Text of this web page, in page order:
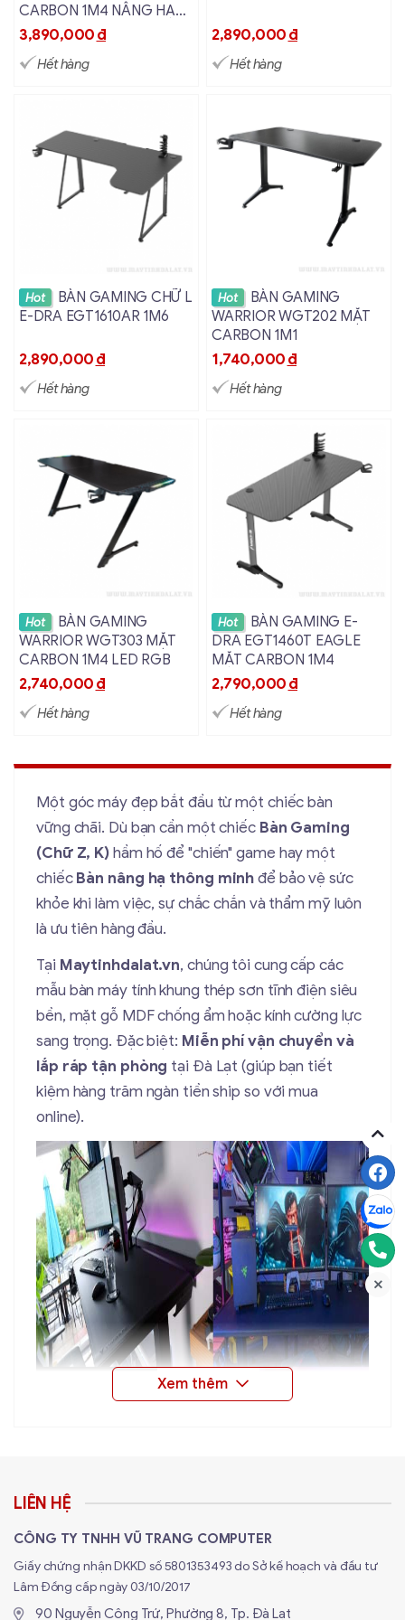
CARBON 1M4 NÂNG HẠ
BẰNG ĐIỆN
3,890,000đ
Hết hàng
2,890,000đ
Hết hàng
Xem chi tiết
Hot
BÀN GAMING CHỮ L
E-DRA EGT1610AR 1M6
2,890,000đ
Hết hàng
Xem chi tiết
Hot
BÀN GAMING
WARRIOR WGT202 MẶT
CARBON 1M1
1,740,000đ
Hết hàng
Xem chi tiết
Hot
BÀN GAMING
WARRIOR WGT303 MẶT
CARBON 1M4 LED RGB
2,740,000đ
Hết hàng
Xem chi tiết
Hot
BÀN GAMING E-
DRA EGT1460T EAGLE
MẶT CARBON 1M4
2,790,000đ
Hết hàng
Một góc máy đẹp bắt đầu từ một chiếc bàn
vững chãi. Dù bạn cần một chiếc Bàn Gaming
(Chữ Z, K)hầm hố để "chiến" game hay một
chiếcBàn nâng hạ thông minhđể bảo vệ sức
khỏe khi làm việc, sự chắc chắn và thẩm mỹ luôn
là ưu tiên hàng đầu.
Tại Maytinhdalat.vn, chúng tôi cung cấp các
mẫu bàn máy tính khung thép sơn tĩnh điện siêu
bền, mặt gỗ MDF chống ẩm hoặc kính cường lực
sang trọng. Đặc biệt: Miễn phí vận chuyển và
lắp ráp tận phòng tại Đà Lạt (giúp bạn tiết
kiệm hàng trăm ngàn tiền ship so với mua
online).
LIÊN HỆ
CÔNG TY TNHH VŨ TRANG COMPUTER
Giấy chứng nhận DKKD số 5801353493 do Sở kế hoạch và đầu tư
Lâm Đồng cấp ngày 03/10/2017
90 Nguyễn Công Trứ, Phường 8, Tp. Đà Lạt